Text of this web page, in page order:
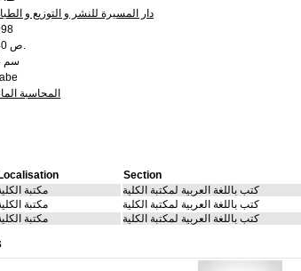
دار المسيرة للنشر و التوزيع و
340 ص.
24 سم
المحاسبة
Localisation Section
مكتبة كتب باللغة العربية لمكتبة الكلية
مكتبة كتب باللغة العربية لمكتبة الكلية
مكتبة كتب باللغة العربية لمكتبة الكلية